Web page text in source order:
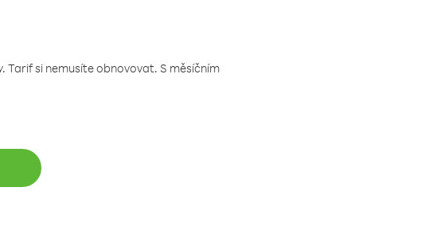
Tarif si nemusíte obnovovat. S měsíčním